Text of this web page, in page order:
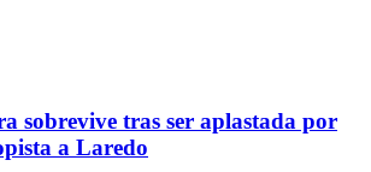
sobrevive tras ser aplastada por
a Laredo